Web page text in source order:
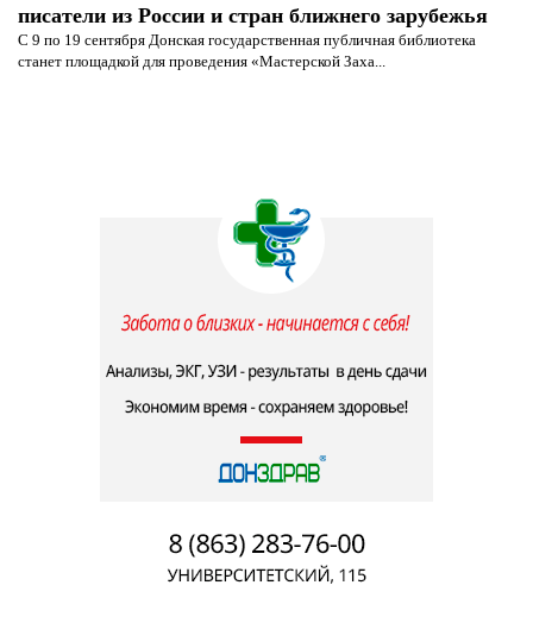
писатели из России и стран ближнего зарубежья
С 9 по 19 сентября Донская государственная публичная библиотека
станет площадкой для проведения «Мастерской Заха...